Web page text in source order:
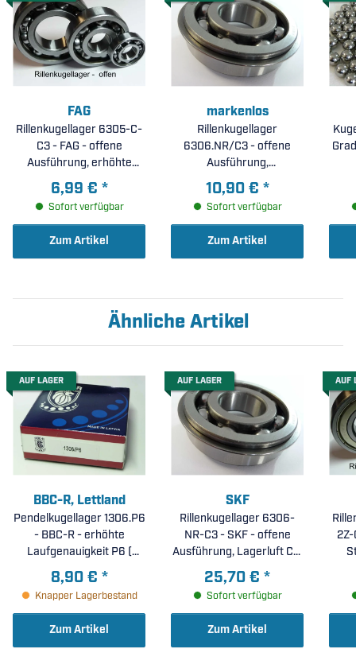
FAG
Rillenkugellager 6305-C-
C3 - FAG - offene
Ausführung, erhöhte
radiale Lagerluft C3 (
25x62x17mm )
6,99 € *
Sofort verfügbar
Zum Artikel
markenlos
Rillenkugellager
6306.NR/C3 - offene
Ausführung,
Ringnute+Sprengring,
Lagerluft C3 (
30x72x19mm )
10,90 € *
Sofort verfügbar
Zum Artikel
Ähnliche Artikel
AUF LAGER
BBC-R, Lettland
Pendelkugellager 1306.P6
- BBC-R - erhöhte
Laufgenauigkeit P6 (
30x72x19mm )
8,90 € *
Knapper Lagerbestand
Zum Artikel
AUF LAGER
SKF
Rillenkugellager 6306-
NR-C3 - SKF - offene
Ausführung, Lagerluft C3,
umlaufende Ringnut incl.
Sprengring ( 30x72x19mm
)
25,70 € *
Sofort verfügbar
Zum Artikel
AUF